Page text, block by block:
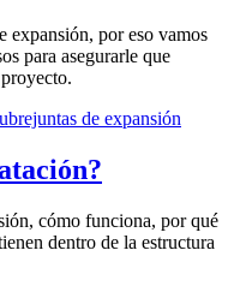
expansión, por eso vamos
para asegurarle que
de expansión
cómo funciona, por qué
dentro de la estructura